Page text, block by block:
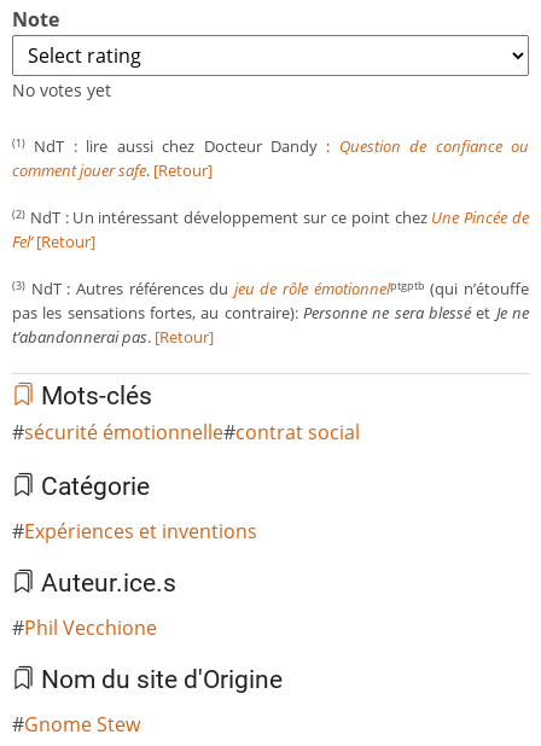
Note
No votes yet
(1) NdT : lire aussi chez Docteur Dandy : Question de confiance ou
comment jouer safe. [Retour]
(2) NdT : Un intéressant développement sur ce point chez Une Pincée de
Fel’[Retour]
(3) NdT : Autres références du jeu de rôle émotionnelptgptb (qui n’étouffe
pas les sensations fortes, au contraire): Personne ne sera blesséet Je ne
t’abandonnerai pas. [Retour]
Mots-clés
sécurité émotionnelle contrat social
Catégorie
Expériences et inventions
Auteur.ice.s
Phil Vecchione
Nom du site d'Origine
Gnome Stew